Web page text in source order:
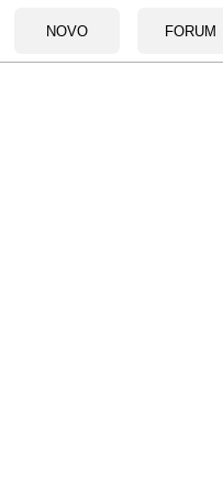
NOVO FORUM